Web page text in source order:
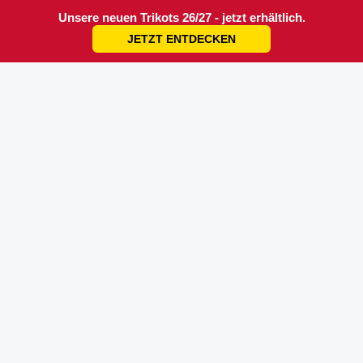
Unsere neuen Trikots 26/27 - jetzt erhältlich.
JETZT ENTDECKEN